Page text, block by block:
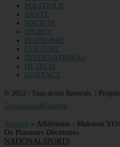
POLITIQUE
SANTE
SOCIETE
SPORTS
ECONOMIE
CULTURE
INTERNATIONAL
HI-TECH
CONTACT
© 2022 | Tous droits Reversés. |
Technologie&Hosting
Accueil » Athlétisme : Makman
De Plusieurs Décennies
NATIONALSPORTS